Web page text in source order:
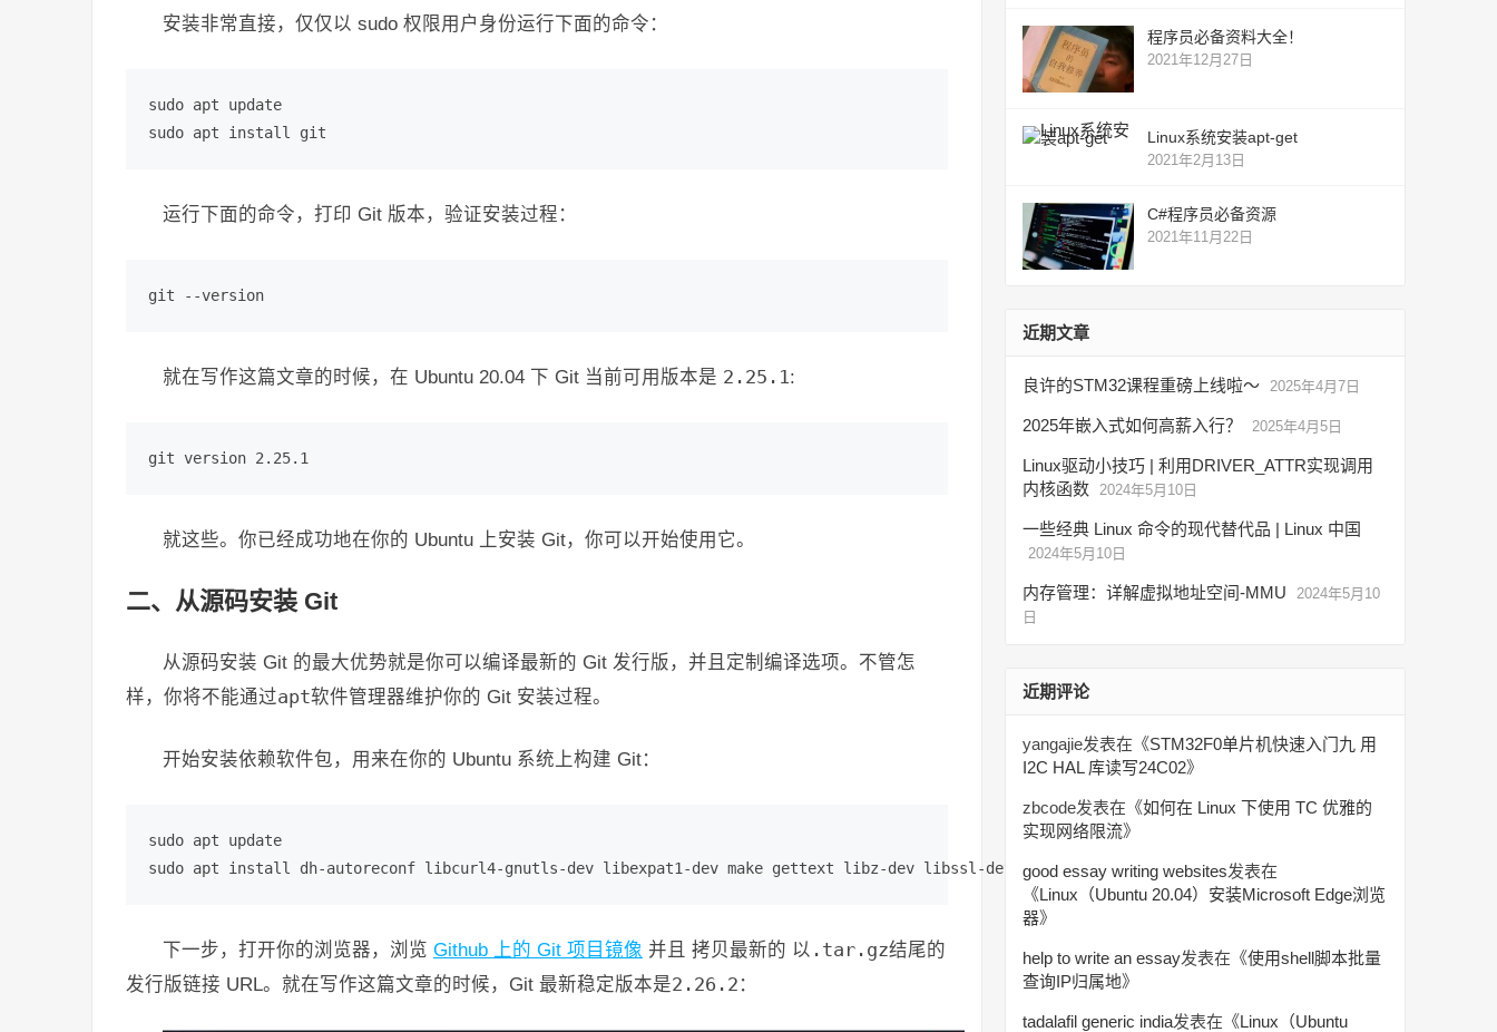
安装非常直接，仅仅以 sudo 权限用户身份运行下面的命令：
sudo apt update
sudo apt install git
运行下面的命令，打印 Git 版本，验证安装过程：
git --version
就在写作这篇文章的时候，在 Ubuntu 20.04 下 Git 当前可用版本是 2.25.1:
git version 2.25.1
就这些。你已经成功地在你的 Ubuntu 上安装 Git，你可以开始使用它。
二、从源码安装 Git
从源码安装 Git 的最大优势就是你可以编译最新的 Git 发行版，并且定制编译选项。不管怎
样，你将不能通过apt软件管理器维护你的 Git 安装过程。
开始安装依赖软件包，用来在你的 Ubuntu 系统上构建 Git：
sudo apt update
sudo apt install dh-autoreconf libcurl4-gnutls-dev libexpat1-dev make gettext libz-dev libssl-dev libghc-zlib-dev
下一步，打开你的浏览器，浏览 Github 上的 Git 项目镜像 并且 拷贝最新的 以 .tar.gz结尾的
发行版链接 URL。就在写作这篇文章的时候，Git 最新稳定版本是2.26.2 ：
程序员必备资料大全！
2021年12月27日
Linux系统安装apt-get
2021年2月13日
C#程序员必备资源
2021年11月22日
近期文章
良许的STM32课程重磅上线啦～ 2025年4月7日
2025年嵌入式如何高薪入行？ 2025年4月5日
Linux驱动小技巧 | 利用DRIVER_ATTR实现调用
内核函数 2024年5月10日
一些经典 Linux 命令的现代替代品 | Linux 中国
2024年5月10日
内存管理：详解虚拟地址空间-MMU
2024年5月10
日
近期评论
yangajie发表在《STM32F0单片机快速入门九 用
I2C HAL 库读写24C02》
zbcode发表在《如何在 Linux 下使用 TC 优雅的
实现网络限流》
good essay writing websites发表在
《Linux（Ubuntu 20.04）安装Microsoft Edge浏览
器》
help to write an essay发表在《使用shell脚本批量
查询IP归属地》
tadalafil generic india发表在《Linux（Ubuntu